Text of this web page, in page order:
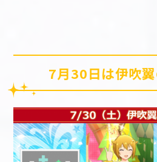
7月30日は伊吹翼